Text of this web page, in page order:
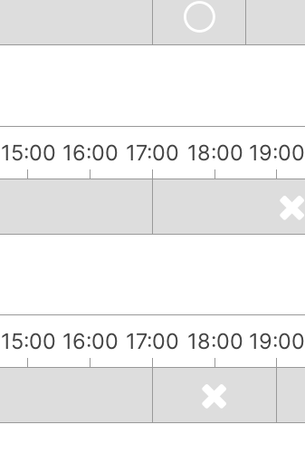
15:00 16:00 17:00 18:00 19:00
15:00 16:00 17:00 18:00 19:00